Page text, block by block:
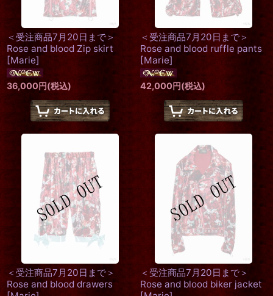
＜受注商品7月20日まで＞
Rose and blood Zip skirt
[Marie]
36,000円(税込)
＜受注商品7月20日まで＞
Rose and blood ruffle pants
[Marie]
42,000円(税込)
＜受注商品7月20日まで＞
Rose and blood drawers
＜受注商品7月20日まで＞
Rose and blood biker jacket